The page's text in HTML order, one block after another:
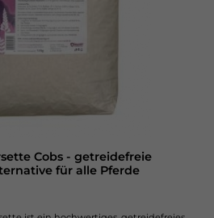
0,15–0,3 kg
Getreide- bzw. Müsliersatz Vor
(1 Becher Cobs mit 2,5 Bechern
quellen lassen bis die Cobs komplett
Wasser verkürzt die Quellzeit).Kleine
des Materials eingeweicht oder, unter
oder Müsli gemischt werden.
Nager, Alpakas und Wiederkäuer
Cobs - getreidefreie
für alle Pferde